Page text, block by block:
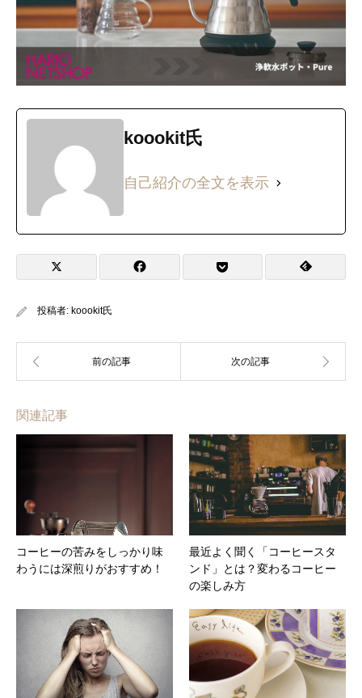
koookit氏
自己紹介の全文を表示
投稿者: koookit氏
関連記事
コーヒーの苦みをしっかり味
わうには深煎りがおすすめ！
最近よく聞く「コーヒースタ
ンド」とは？変わるコーヒー
の楽しみ方